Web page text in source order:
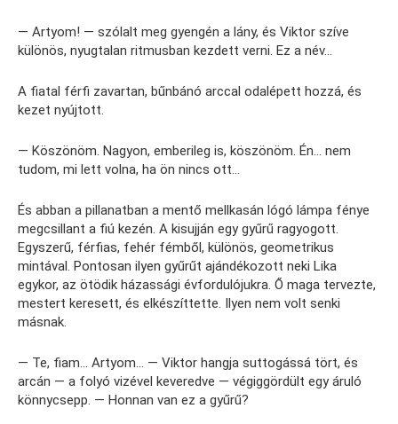
— Artyom! — szólalt meg gyengén a lány, és Viktor szíve
különös, nyugtalan ritmusban kezdett verni. Ez a név…
A fiatal férfi zavartan, bűnbánó arccal odalépett hozzá, és
kezet nyújtott.
— Köszönöm. Nagyon, emberileg is, köszönöm. Én… nem
tudom, mi lett volna, ha ön nincs ott…
És abban a pillanatban a mentő mellkasán lógó lámpa fénye
megcsillant a fiú kezén. A kisujján egy gyűrű ragyogott.
Egyszerű, férfias, fehér fémből, különös, geometrikus
mintával. Pontosan ilyen gyűrűt ajándékozott neki Lika
egykor, az ötödik házassági évfordulójukra. Ő maga tervezte,
mestert keresett, és elkészíttette. Ilyen nem volt senki
másnak.
— Te, fiam… Artyom… — Viktor hangja suttogássá tört, és
arcán — a folyó vizével keveredve — végiggördült egy áruló
könnycsepp. — Honnan van ez a gyűrű?